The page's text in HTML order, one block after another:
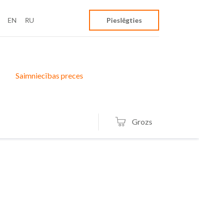
EN RU Pieslēgties
Saimniecības preces
Grozs